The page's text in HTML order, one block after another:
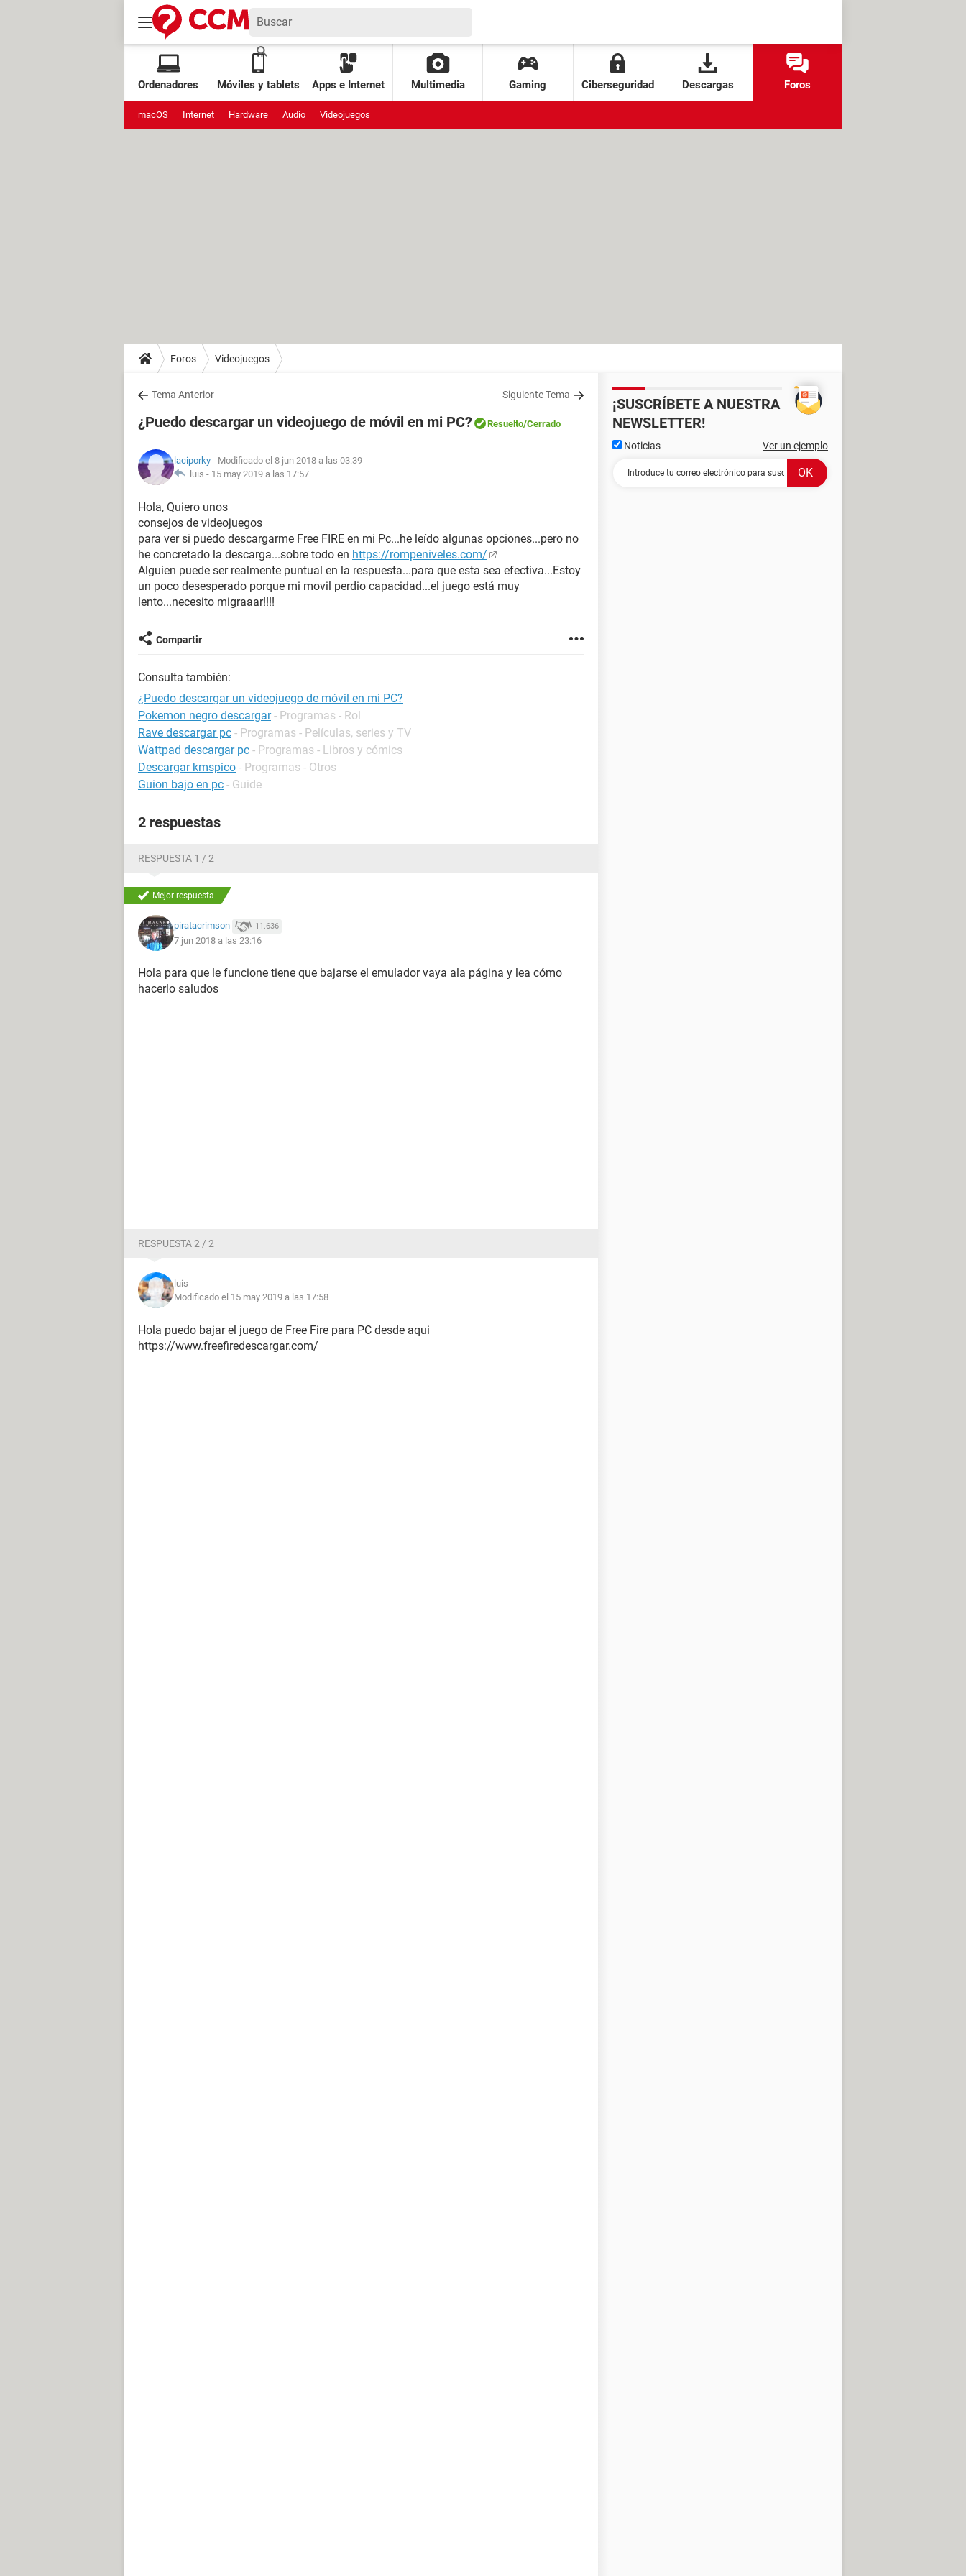
Ordenadores Móviles y tablets Apps e Internet Multimedia Gaming Ciberseguridad Descargas Foros
macOS Internet Hardware Audio Videojuegos
Foros Videojuegos
Tema Anterior Siguiente Tema
¿Puedo descargar un videojuego de móvil en mi PC? Resuelto/Cerrado
laciporky - Modificado el 8 jun 2018 a las 03:39
luis - 15 may 2019 a las 17:57
Hola, Quiero unos
consejos de videojuegos
para ver si puedo descargarme Free FIRE en mi Pc...he leído algunas opciones...pero no
he concretado la descarga...sobre todo en https://rompeniveles.com/
Alguien puede ser realmente puntual en la respuesta...para que esta sea efectiva...Estoy
un poco desesperado porque mi movil perdio capacidad...el juego está muy
lento...necesito migraaar!!!!
Compartir
Consulta también:
¿Puedo descargar un videojuego de móvil en mi PC?
Pokemon negro descargar - Programas - Rol
Rave descargar pc - Programas - Películas, series y TV
Wattpad descargar pc - Programas - Libros y cómics
Descargar kmspico - Programas - Otros
Guion bajo en pc - Guide
2 respuestas
RESPUESTA 1 / 2
Mejor respuesta
piratacrimson 11.636
7 jun 2018 a las 23:16
Hola para que le funcione tiene que bajarse el emulador vaya ala página y lea cómo
hacerlo saludos
RESPUESTA 2 / 2
luis
Modificado el 15 may 2019 a las 17:58
Hola puedo bajar el juego de Free Fire para PC desde aqui
https://www.freefiredescargar.com/
¡SUSCRÍBETE A NUESTRA
NEWSLETTER!
Noticias Ver un ejemplo